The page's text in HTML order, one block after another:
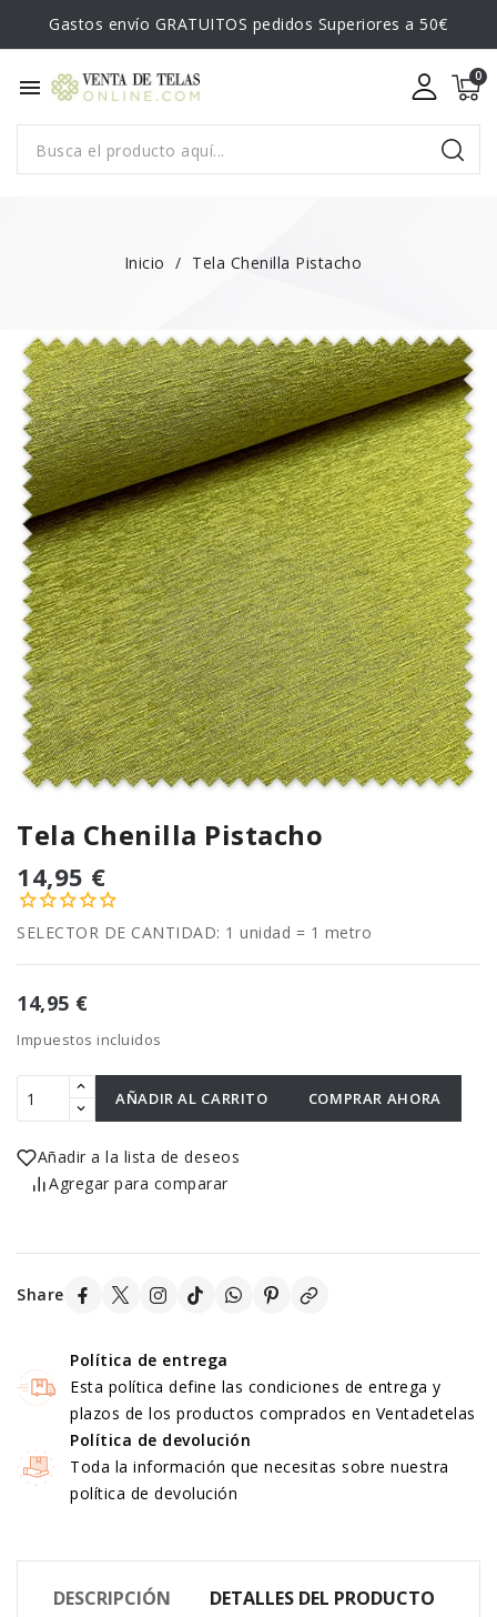
Gastos envío GRATUITOS pedidos Superiores a 50€
menu
Inicio Tela Chenilla Pistacho
Tela Chenilla Pistacho
14,95 €
SELECTOR DE CANTIDAD: 1 unidad = 1 metro
14,95 €
Impuestos incluidos
AÑADIR AL CARRITO COMPRAR AHORA
Añadir a la lista de deseos
Agregar para comparar
Share
Política de entrega
Esta política define las condiciones de entrega y
plazos de los productos comprados en Ventadetelas
Política de devolución
Toda la información que necesitas sobre nuestra
política de devolución
DESCRIPCIÓN DETALLES DEL PRODUCTO